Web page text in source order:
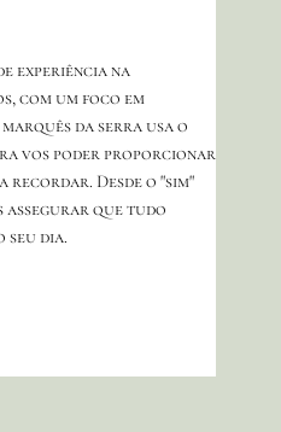
experiência na
com um foco em
da serra usa o
vos poder proporcionar
Desde o "sim"
assegurar que tudo
seu dia.